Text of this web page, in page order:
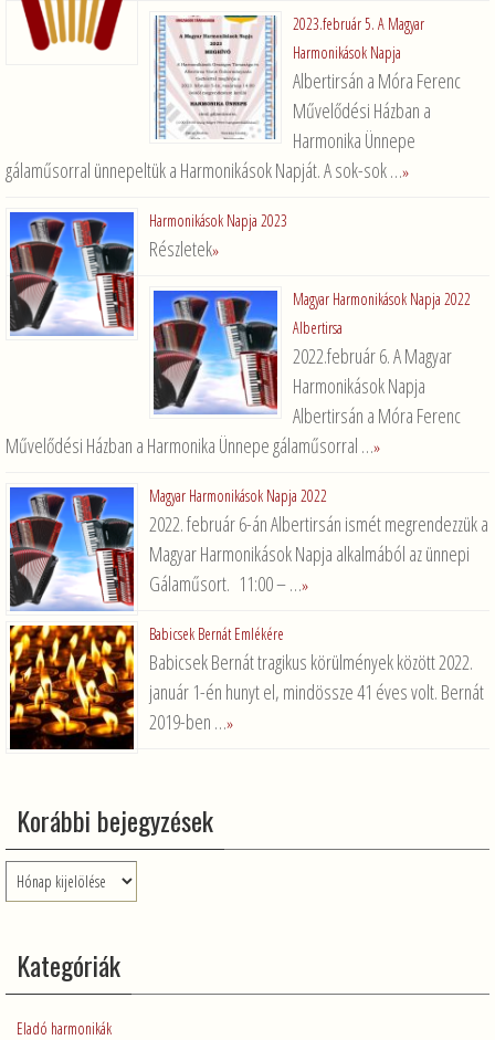
2023.február 5. A Magyar
Harmonikások Napja
Albertirsán a Móra Ferenc
Művelődési Házban a
Harmonika Ünnepe
gálaműsorral ünnepeltük a Harmonikások Napját. A sok-sok …»
Harmonikások Napja 2023
Részletek»
Magyar Harmonikások Napja 2022
Albertirsa
2022.február 6. A Magyar
Harmonikások Napja
Albertirsán a Móra Ferenc
Művelődési Házban a Harmonika Ünnepe gálaműsorral …»
Magyar Harmonikások Napja 2022
2022. február 6-án Albertirsán ismét megrendezzük a
Magyar Harmonikások Napja alkalmából az ünnepi
Gálaműsort. 11:00 – …»
Babicsek Bernát Emlékére
Babicsek Bernát tragikus körülmények között 2022.
január 1-én hunyt el, mindössze 41 éves volt. Bernát
2019-ben …»
Korábbi bejegyzések
Korábbi
bejegyzések
Kategóriák
Eladó harmonikák